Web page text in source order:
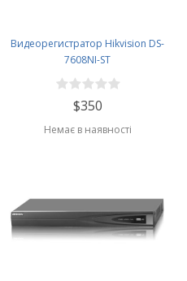
Видеорегистратор Hikvision DS-
7608NI-ST
$350
Немає в наявності